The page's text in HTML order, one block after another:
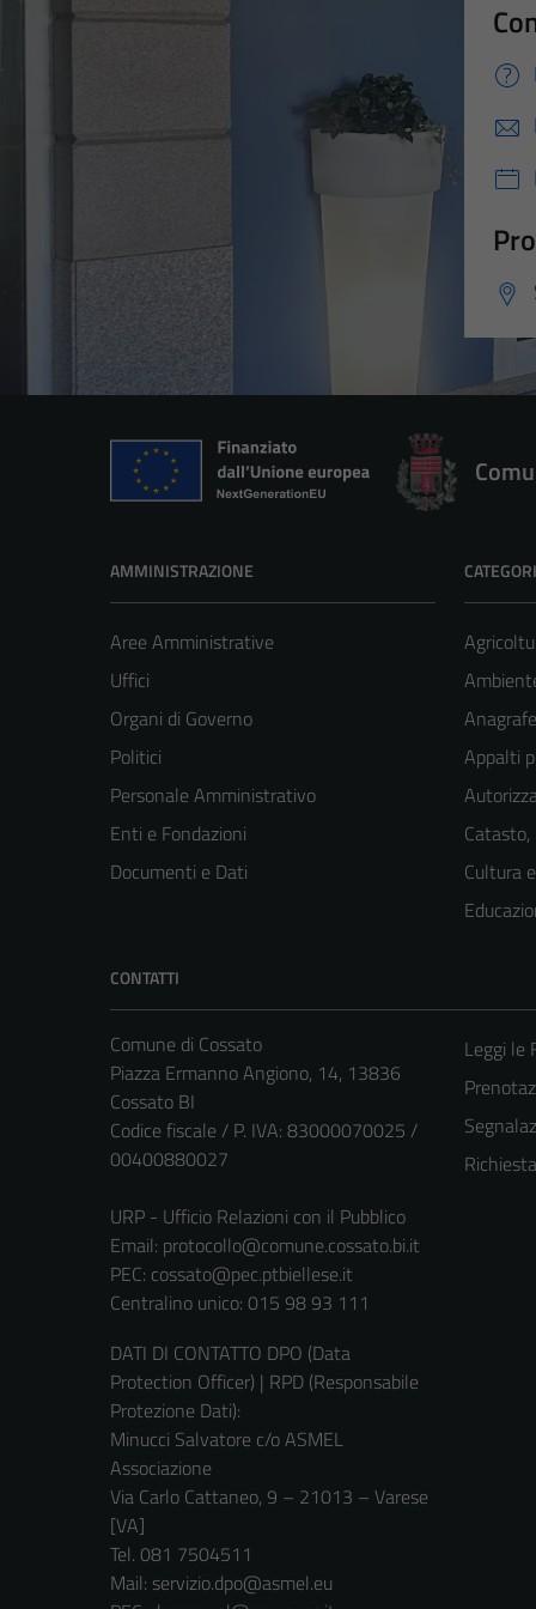
AMMINISTRAZIONE
Aree Amministrative
Uffici
Organi di Governo
Politici
Personale Amministrativo
Enti e Fondazioni
Documenti e Dati
Appalti
Cultura
CONTATTI
Comune di Cossato
Piazza Ermanno Angiono, 14, 13836
Cossato BI
Codice fiscale / P. IVA: 83000070025 /
00400880027
URP - Ufficio Relazioni con il Pubblico
Email: protocollo@comune.cossato.bi.it
PEC: cossato@pec.ptbiellese.it
Centralino unico: 015 98 93 111
DATI DI CONTATTO DPO (Data
Protection Officer) | RPD (Responsabile
Protezione Dati):
Minucci Salvatore c/o ASMEL
Associazione
Via Carlo Cattaneo, 9 – 21013 – Varese
[VA]
Tel. 081 7504511
Mail: servizio.dpo@asmel.eu
Leggi le